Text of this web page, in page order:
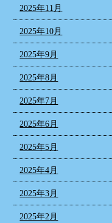
2025年11月
2025年10月
2025年9月
2025年8月
2025年7月
2025年6月
2025年5月
2025年4月
2025年3月
2025年2月